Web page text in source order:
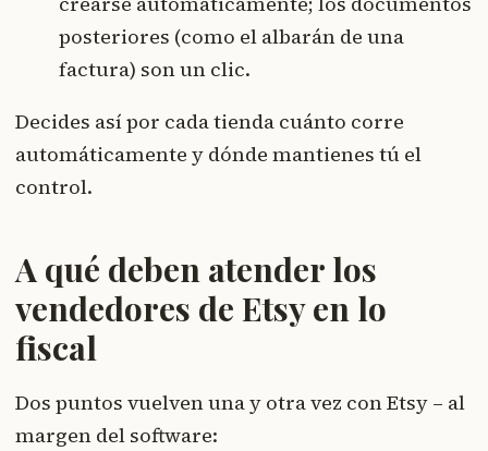
posteriores (como el albarán de una
factura) son un clic.
Decides así por cada tienda cuánto corre
automáticamente y dónde mantienes tú el
control.
A qué deben atender los
vendedores de Etsy en lo
fiscal
Dos puntos vuelven una y otra vez con Etsy – al
margen del software: